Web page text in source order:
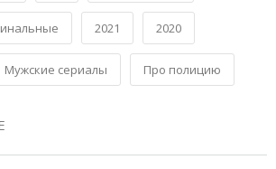
2021 2020
Мужские сериалы Про полицию